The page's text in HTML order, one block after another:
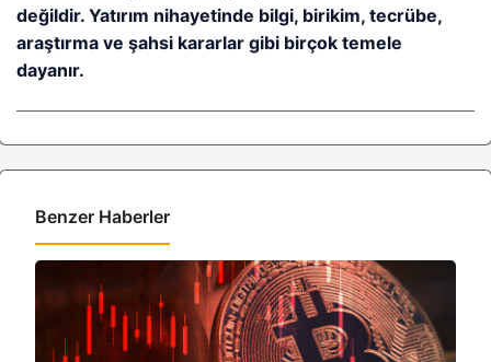
değildir. Yatırım nihayetinde bilgi, birikim, tecrübe,
araştırma ve şahsi kararlar gibi birçok temele
dayanır.
Benzer Haberler